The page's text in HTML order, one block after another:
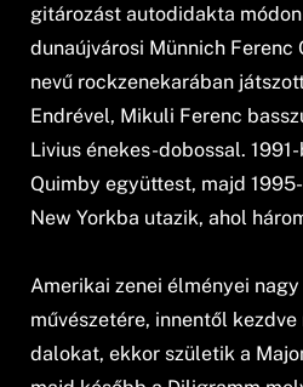
gitározást autodidakta
dunaújvárosi Münnich Ferenc
nevű rockzenekarában
Endrével, Mikuli Ferenc
Livius énekes-dobossal.
Quimby együttest, majd
New Yorkba utazik, ahol
Amerikai zenei élményei
művészetére, innentől
dalokat, ekkor születik a